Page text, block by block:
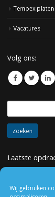
Wij gebruiken
Tempex
Vacatures
Volg ons:
Laatste